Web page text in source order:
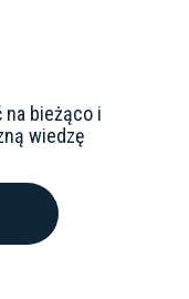
na bieżąco i
wiedzę